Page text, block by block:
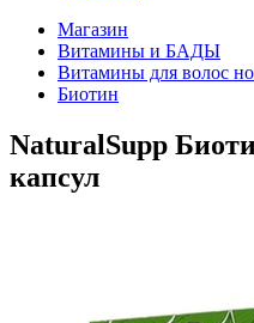
Магазин
Витамины и БАДЫ
Витамины для волос
Биотин
NaturalSupp
капсул